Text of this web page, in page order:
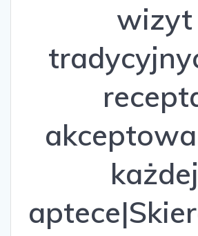
wizyt
każdej